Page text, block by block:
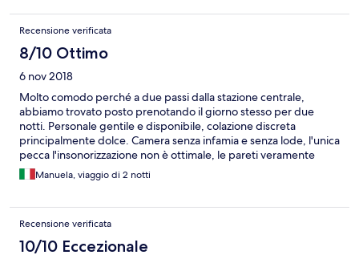
Recensione verificata
8/10 Ottimo
6 nov 2018
Molto comodo perché a due passi dalla stazione centrale,
abbiamo trovato posto prenotando il giorno stesso per due
notti. Personale gentile e disponibile, colazione discreta
principalmente dolce. Camera senza infamia e senza lode, l'unica
pecca l'insonorizzazione non è ottimale, le pareti veramente
sottili fanno passare i normali rumori di conversazione dalle altre
camere.
Manuela, viaggio di 2 notti
Recensione verificata
10/10 Eccezionale